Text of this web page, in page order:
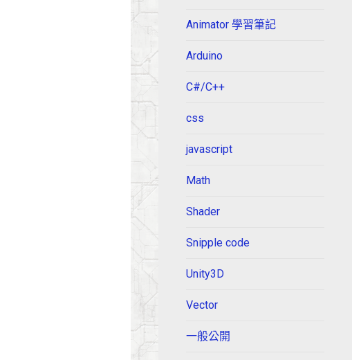
Animator 學習筆記
Arduino
C#/C++
css
javascript
Math
Shader
Snipple code
Unity3D
Vector
一般公開